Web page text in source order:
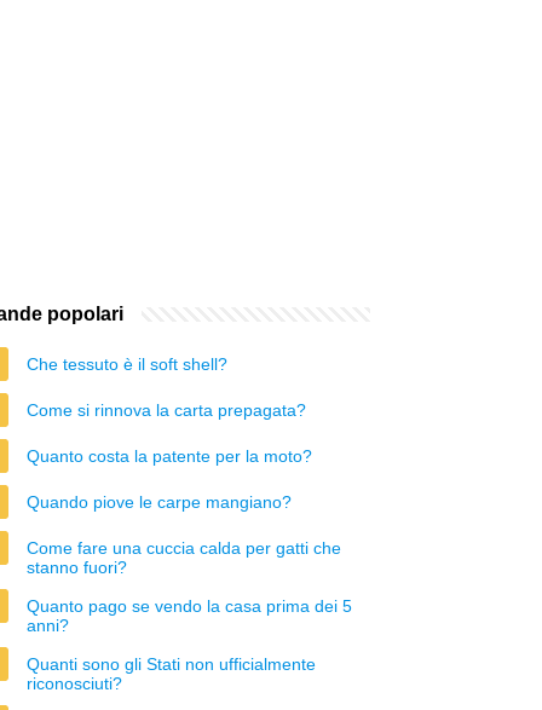
popolari
Che tessuto è il soft shell?
Come si rinnova la carta prepagata?
Quanto costa la patente per la moto?
Quando piove le carpe mangiano?
Come fare una cuccia calda per gatti che
stanno fuori?
Quanto pago se vendo la casa prima dei 5
anni?
Quanti sono gli Stati non ufficialmente
riconosciuti?